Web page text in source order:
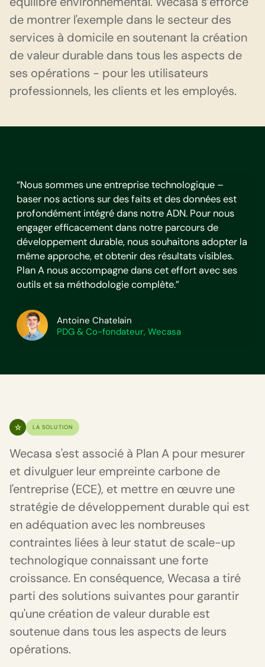
de montrer l'exemple dans le secteur des
services à domicile en soutenant la création
de valeur durable dans tous les aspects de
ses opérations - pour les utilisateurs
professionnels, les clients et les employés.
“Nous sommes une entreprise technologique –
baser nos actions sur des faits et des données est
profondément intégré dans notre ADN. Pour nous
engager efficacement dans notre parcours de
développement durable, nous souhaitons adopter la
même approche, et obtenir des résultats visibles.
Plan A nous accompagne dans cet effort avec ses
outils et sa méthodologie complète.”
Antoine Chatelain
PDG & Co-fondateur, Wecasa
LA SOLUTION
Wecasa s'est associé à Plan A pour mesurer
et divulguer leur empreinte carbone de
l'entreprise (ECE), et mettre en œuvre une
stratégie de développement durable qui est
en adéquation avec les nombreuses
contraintes liées à leur statut de scale-up
technologique connaissant une forte
croissance. En conséquence, Wecasa a tiré
parti des solutions suivantes pour garantir
qu'une création de valeur durable est
soutenue dans tous les aspects de leurs
opérations.